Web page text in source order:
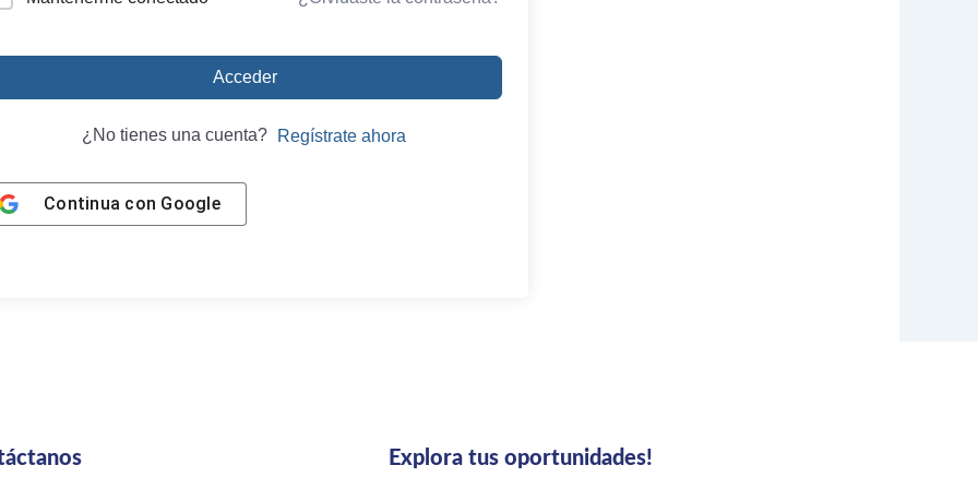
Acceder
¿No tienes una cuenta? Regístrate ahora
Continua con Google
Explora tus oportunidades!